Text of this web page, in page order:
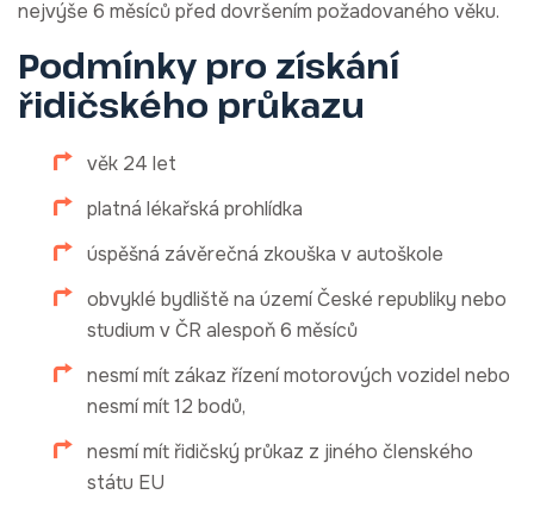
nejvýše 6 měsíců před dovršením požadovaného věku.
Podmínky pro získání
řidičského průkazu
věk 24 let
platná lékařská prohlídka
úspěšná závěrečná zkouška v autoškole
obvyklé bydliště na území České republiky nebo
studium v ČR alespoň 6 měsíců
nesmí mít zákaz řízení motorových vozidel nebo
nesmí mít 12 bodů,
nesmí mít řidičský průkaz z jiného členského
státu EU